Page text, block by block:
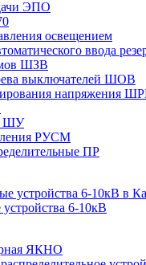
ЭПО
освещением
ввода
ШЗВ
выключателей ШОВ
напряжения
ШУ
РУСМ
ПР
6-10кВ
ЯКНО